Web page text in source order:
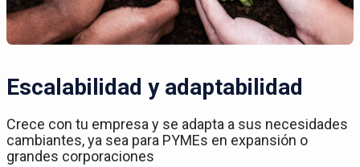
Escalabilidad y adaptabilidad
Crece con tu empresa y se adapta a sus necesidades
cambiantes, ya sea para PYMEs en expansión o
grandes corporaciones